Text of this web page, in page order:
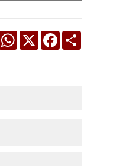
WhatsApp
X Facebook